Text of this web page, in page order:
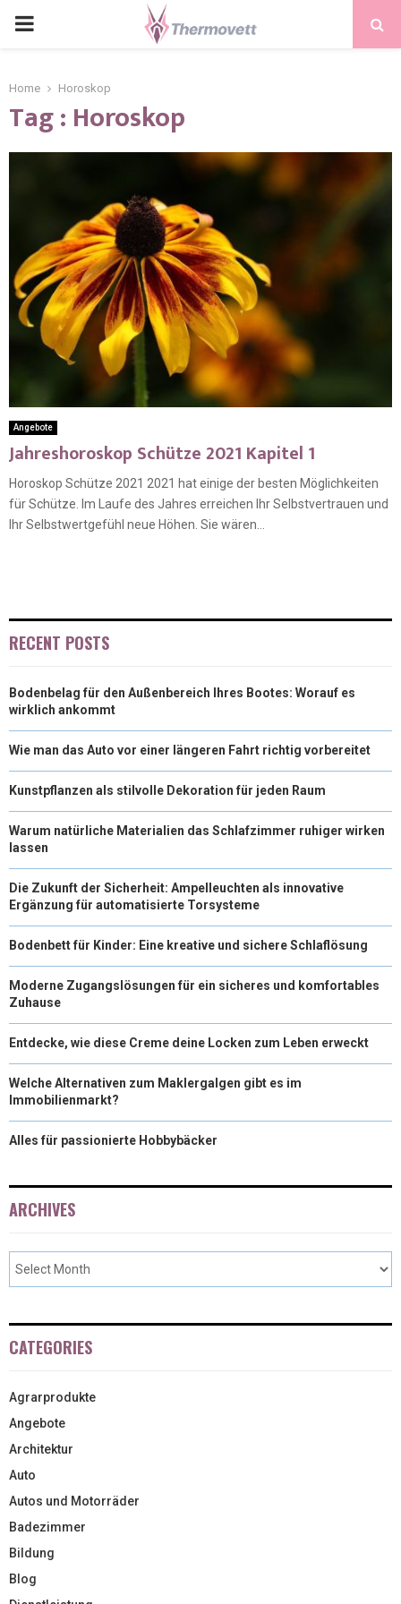
PRIMARY
Home Horoskop
Tag : Horoskop
Angebote
Jahreshoroskop Schütze 2021 Kapitel 1
Horoskop Schütze 2021 2021 hat einige der besten Möglichkeiten
für Schütze. Im Laufe des Jahres erreichen Ihr Selbstvertrauen und
Ihr Selbstwertgefühl neue Höhen. Sie wären...
RECENT POSTS
Bodenbelag für den Außenbereich Ihres Bootes: Worauf es
wirklich ankommt
Wie man das Auto vor einer längeren Fahrt richtig vorbereitet
Kunstpflanzen als stilvolle Dekoration für jeden Raum
Warum natürliche Materialien das Schlafzimmer ruhiger wirken
lassen
Die Zukunft der Sicherheit: Ampelleuchten als innovative
Ergänzung für automatisierte Torsysteme
Bodenbett für Kinder: Eine kreative und sichere Schlaflösung
Moderne Zugangslösungen für ein sicheres und komfortables
Zuhause
Entdecke, wie diese Creme deine Locken zum Leben erweckt
Welche Alternativen zum Maklergalgen gibt es im
Immobilienmarkt?
Alles für passionierte Hobbybäcker
ARCHIVES
CATEGORIES
Agrarprodukte
Angebote
Architektur
Auto
Autos und Motorräder
Badezimmer
Bildung
Blog